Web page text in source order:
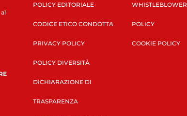
POLICY EDITORIALE
CODICE ETICO CONDOTTA
PRIVACY POLICY
POLICY DIVERSITÀ
DICHIARAZIONE DI
TRASPARENZA
WHISTLEBLOWER
POLICY
COOKIE POLICY